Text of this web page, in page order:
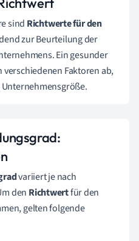
sind Richtwerte für den
zur Beurteilung der
Ein gesunder
Faktoren ab,
variiert je nach
den Richtwertfür den
gelten folgende